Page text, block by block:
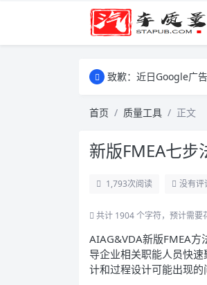
致歉：近日Google广
致歉：近日Google广
首页 质量工具 正文
新版FMEA七
1,793次阅读 没有评
共计 1904 个字符，预计需要
AIAG&VDA新版FMEA方
导企业相关职能人员快
计和过程设计可能出现的